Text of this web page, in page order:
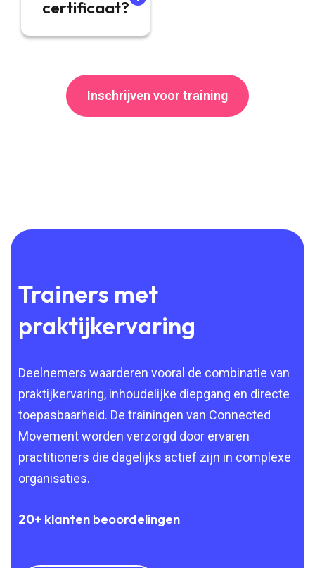
certificaat?
Inschrijven voor training
Trainers met
praktijkervaring
Deelnemers waarderen vooral de combinatie van
praktijkervaring, inhoudelijke diepgang en directe
toepasbaarheid. De trainingen van Connected
Movement worden verzorgd door ervaren
practitioners die dagelijks actief zijn in complexe
organisaties.
20+ klanten beoordelingen